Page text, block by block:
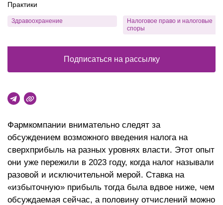
Фармкомпании внимательно следят за
обсуждением возможного введения налога на
сверхприбыль на разных уровнях власти. Этот опыт
они уже пережили в 2023 году, когда налог называли
разовой и исключительной мерой. Ставка на
«избыточную» прибыль тогда была вдвое ниже, чем
обсуждаемая сейчас, а половину отчислений можно
Практики
Здравоохранение
Налоговое право и налоговые
споры
Подписаться на рассылку